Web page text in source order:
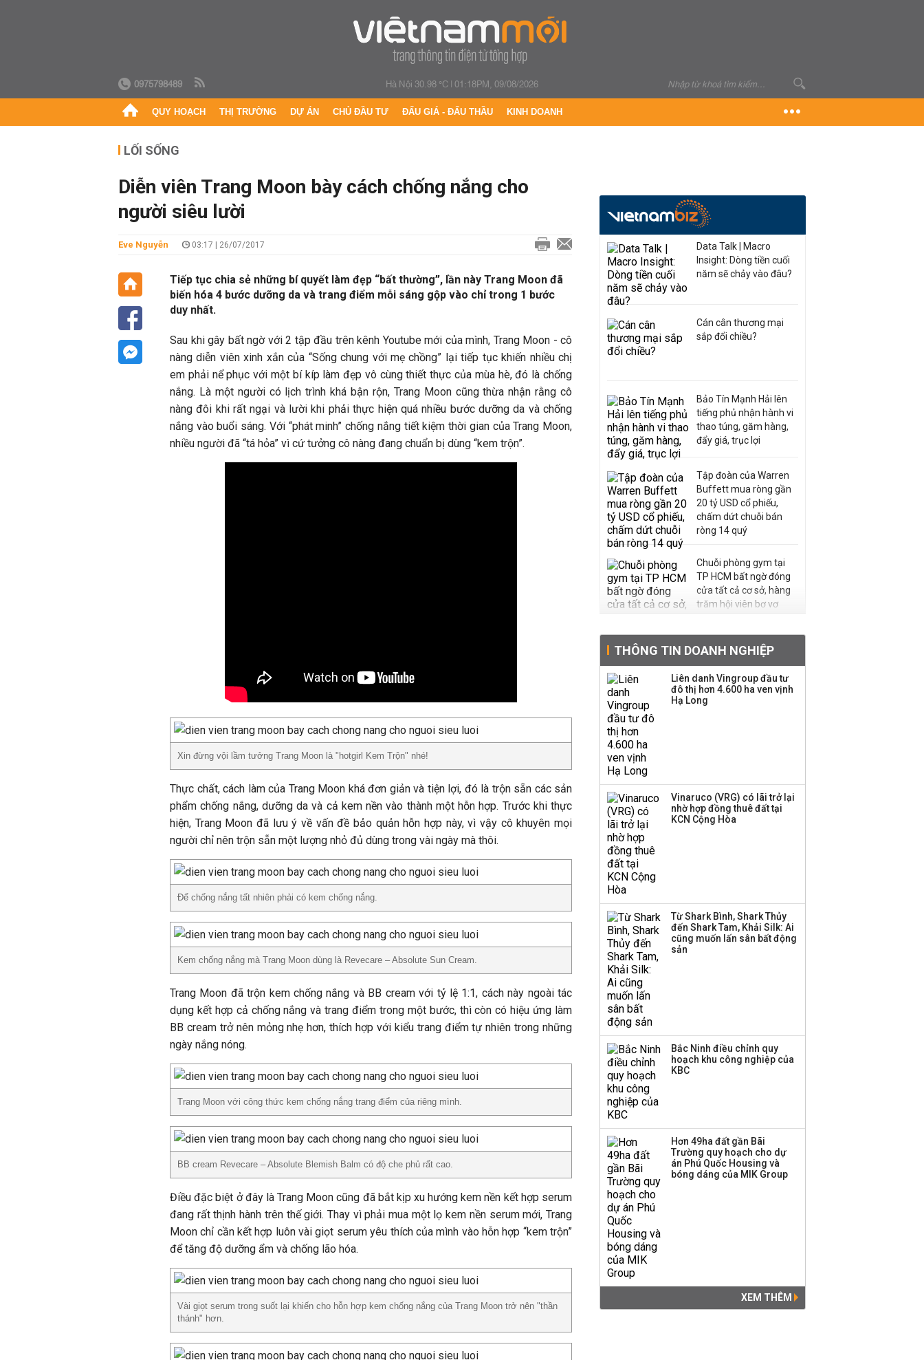
0975798489 Hà Nội 30.98 °C|01:18PM, 09/08/2026
QUY HOẠCH THỊ TRƯỜNG DỰ ÁN CHỦ ĐẦU TƯ ĐẤU GIÁ - ĐẤU THẦU KINH DOANH
LỐI SỐNG
Diễn viên Trang Moon bày cách chống nắng cho
người siêu lười
Eve Nguyễn 03:17 | 26/07/2017
Tiếp tục chia sẻ những bí quyết làm đẹp “bất thường”, lần này Trang Moon đã
biến hóa 4 bước dưỡng da và trang điểm mỗi sáng gộp vào chỉ trong 1 bước
duy nhất.
Sau khi gây bất ngờ với 2 tập đầu trên kênh Youtube mới của mình, Trang Moon - cô
nàng diễn viên xinh xắn của “Sống chung với mẹ chồng” lại tiếp tục khiến nhiều chị
em phải nể phục với một bí kíp làm đẹp vô cùng thiết thực của mùa hè, đó là chống
nắng. Là một người có lịch trình khá bận rộn, Trang Moon cũng thừa nhận rằng cô
nàng đôi khi rất ngại và lười khi phải thực hiện quá nhiều bước dưỡng da và chống
nắng vào buổi sáng. Với “phát minh” chống nắng tiết kiệm thời gian của Trang Moon,
nhiều người đã “tá hỏa” vì cứ tưởng cô nàng đang chuẩn bị dùng “kem trộn”.
Xin đừng vội lầm tưởng Trang Moon là "hotgirl Kem Trộn" nhé!
Thực chất, cách làm của Trang Moon khá đơn giản và tiện lợi, đó là trộn sẵn các sản
phẩm chống nắng, dưỡng da và cả kem nền vào thành một hỗn hợp. Trước khi thực
hiện, Trang Moon đã lưu ý về vấn đề bảo quản hỗn hợp này, vì vậy cô khuyên mọi
người chỉ nên trộn sẵn một lượng nhỏ đủ dùng trong vài ngày mà thôi.
Để chống nắng tất nhiên phải có kem chống nắng.
Kem chống nắng mà Trang Moon dùng là Revecare – Absolute Sun Cream.
Trang Moon đã trộn kem chống nắng và BB cream với tỷ lệ 1:1, cách này ngoài tác
dụng kết hợp cả chống nắng và trang điểm trong một bước, thì còn có hiệu ứng làm
BB cream trở nên mỏng nhẹ hơn, thích hợp với kiểu trang điểm tự nhiên trong những
ngày nắng nóng.
Trang Moon với công thức kem chống nắng trang điểm của riêng mình.
BB cream Revecare – Absolute Blemish Balm có độ che phủ rất cao.
Điều đặc biệt ở đây là Trang Moon cũng đã bắt kịp xu hướng kem nền kết hợp serum
đang rất thịnh hành trên thế giới. Thay vì phải mua một lọ kem nền serum mới, Trang
Moon chỉ cần kết hợp luôn vài giọt serum yêu thích của mình vào hỗn hợp “kem trộn”
để tăng độ dưỡng ẩm và chống lão hóa.
Vài giọt serum trong suốt lại khiến cho hỗn hợp kem chống nắng của Trang Moon trở nên "thần
thánh" hơn.
Data Talk | Macro
Insight: Dòng tiền cuối
năm sẽ chảy vào đâu?
Cán cân thương mại
sắp đổi chiều?
Bảo Tín Mạnh Hải lên
tiếng phủ nhận hành vi
thao túng, găm hàng,
đẩy giá, trục lợi
Tập đoàn của Warren
Buffett mua ròng gần
20 tỷ USD cổ phiếu,
chấm dứt chuỗi bán
ròng 14 quý
Chuỗi phòng gym tại
TP HCM bất ngờ đóng
cửa tất cả cơ sở, hàng
trăm hội viên bơ vơ
tiếng đứng sau tiệm
vàng Mi Hồng: Từ phụ
xe, sửa đồ điện tử cũ
đến gây dựng thương
hiệu hơn 35 năm tuổi
PNJ công bố thông tin
quyền tùy ý áp thuế
100% lên những đối tác
thương mại hàng đầu?
THÔNG TIN DOANH NGHIỆP
Liên danh Vingroup đầu tư
đô thị hơn 4.600 ha ven vịnh
Hạ Long
Vinaruco (VRG) có lãi trở lại
nhờ hợp đồng thuê đất tại
KCN Cộng Hòa
Từ Shark Bình, Shark Thủy
đến Shark Tam, Khải Silk: Ai
cũng muốn lấn sân bất động
sản
Bắc Ninh điều chỉnh quy
hoạch khu công nghiệp của
KBC
Hơn 49ha đất gần Bãi
Trường quy hoạch cho dự
án Phú Quốc Housing và
bóng dáng của MIK Group
XEM THÊM